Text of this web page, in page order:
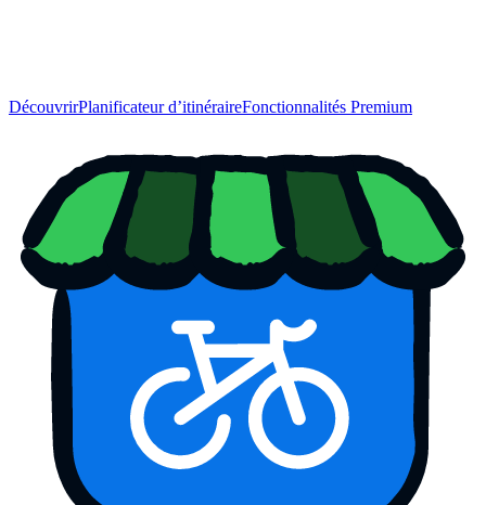
DécouvrirPlanificateur d’itinéraireFonctionnalités Premium